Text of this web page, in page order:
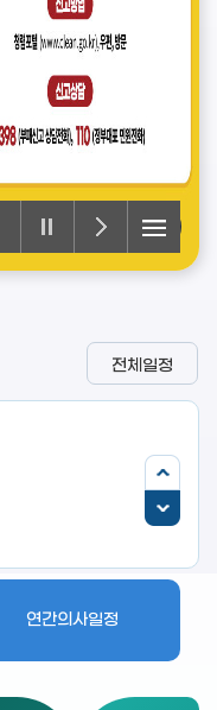
연간의사일정
전체일정